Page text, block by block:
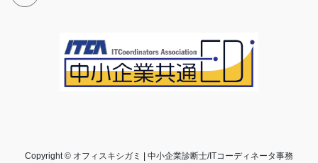
Copyright © オフィスキシガミ | 中小企業診断士/ITコーディネータ事務